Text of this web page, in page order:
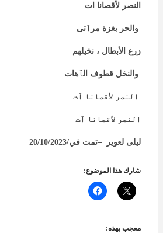
النصر لأقصانا ات
والحر بغزة مرٱتى
زرع الأبطال ، نخيلهم
والنخل قطوف الٱهات
النصر لأقصانا ٱت
النصر لأقصانا ٱت
ليلى لعوير –تمت في/20/10/2023
شارك هذا الموضوع:
معجب بهذه: